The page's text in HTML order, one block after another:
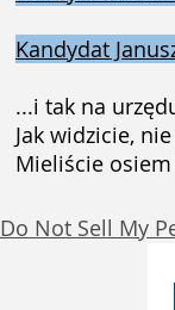
Kandydat
...i tak na
Jak widzicie,
Mieliście osiem
Do Not Sell My